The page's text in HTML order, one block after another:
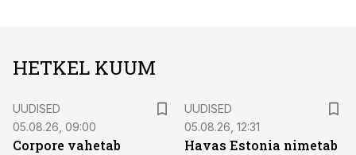
HETKEL KUUM
UUDISED
05.08.26, 09:00
Corpore vahetab
UUDISED
05.08.26, 12:31
Havas Estonia nimetab